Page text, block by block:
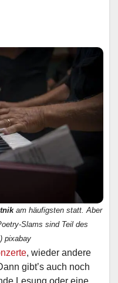
am häufigsten statt. Aber
Slams sind Teil des
pixabay
, wieder andere
gibt’s auch noch
Lesung oder eine